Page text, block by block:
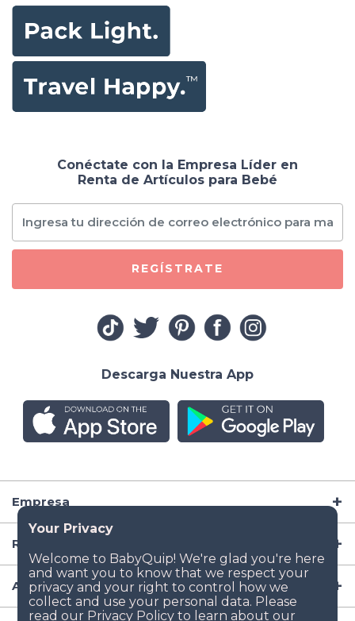
Empresa
Recursos
Artículos para Bebé
Conéctate con la Empresa Líder en
Renta de Artículos para Bebé
REGÍSTRATE
Descarga Nuestra App